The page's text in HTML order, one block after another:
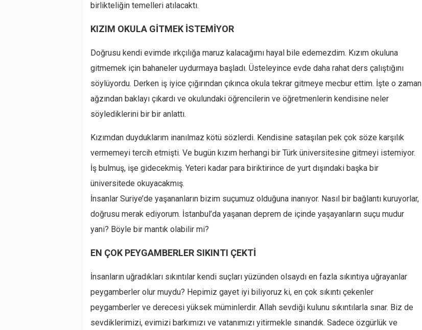
birlikteliğin temelleri atılacaktı.
KIZIM OKULA GİTMEK İSTEMİYOR
Doğrusu kendi evimde ırkçılığa maruz kalacağımı hayal bile edemezdim. Kızım okuluna
gitmemek için bahaneler uydurmaya başladı. Üsteleyince evde daha rahat ders çalıştığını
söylüyordu. Derken iş iyice çığırından çıkınca okula tekrar gitmeye mecbur ettim. İşte o zaman
ağzından baklayı çıkardı ve okulundaki öğrencilerin ve öğretmenlerin kendisine neler
söylediklerini bir bir anlattı.
Kızımdan duyduklarım inanılmaz kötü sözlerdi. Kendisine sataşılan pek çok söze karşılık
vermemeyi tercih etmişti. Ve bugün kızım herhangi bir Türk üniversitesine gitmeyi istemiyor.
İş bulmuş, işe gidecekmiş. Yeteri kadar para biriktirince de yurt dışındaki başka bir
üniversitede okuyacakmış.
İnsanlar Suriye’de yaşananların bizim suçumuz olduğuna inanıyor. Nasıl bir bağlantı kuruyorlar,
doğrusu merak ediyorum. İstanbul’da yaşanan deprem de içinde yaşayanların suçu mudur
yani? Böyle bir mantık olabilir mi?
EN ÇOK PEYGAMBERLER SIKINTI ÇEKTİ
İnsanların uğradıkları sıkıntılar kendi suçları yüzünden olsaydı en fazla sıkıntıya uğrayanlar
peygamberler olur muydu? Hepimiz gayet iyi biliyoruz ki, en çok sıkıntı çekenler
peygamberler ve derecesi yüksek müminlerdir. Allah sevdiği kulunu sıkıntılarla sınar. Biz de
sevdiklerimizi, evimizi barkımızı ve vatanımızı yitirmekle sınandık. Sadece özgürlük ve